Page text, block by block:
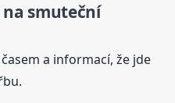
na smuteční
a informací, že jde